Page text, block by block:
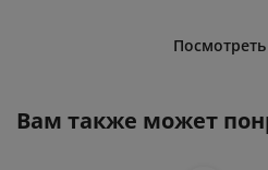
Посмотреть
Вам также может